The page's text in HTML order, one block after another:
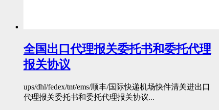
全国出口代理报关委托书和委托代理
报关协议
ups/dhl/fedex/tnt/ems/顺丰/国际快递机场快件清关进出口
代理报关委托书和委托代理报关协议...